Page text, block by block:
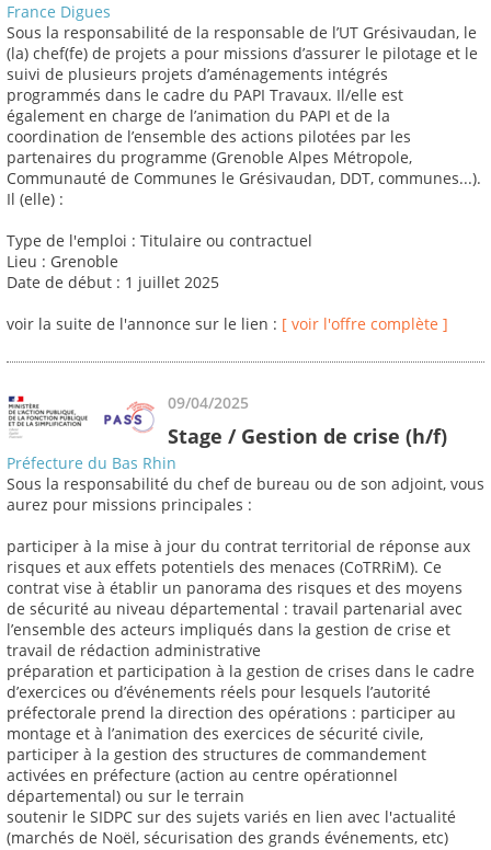
France Digues
Sous la responsabilité de la responsable de l’UT Grésivaudan, le
(la) chef(fe) de projets a pour missions d’assurer le pilotage et le
suivi de plusieurs projets d’aménagements intégrés
programmés dans le cadre du PAPI Travaux. Il/elle est
également en charge de l’animation du PAPI et de la
coordination de l’ensemble des actions pilotées par les
partenaires du programme (Grenoble Alpes Métropole,
Communauté de Communes le Grésivaudan, DDT, communes...).
Il (elle) :
Type de l'emploi : Titulaire ou contractuel
Lieu : Grenoble
Date de début : 1 juillet 2025
voir la suite de l'annonce sur le lien : [ voir l'offre complète ]
09/04/2025
Stage / Gestion de crise (h/f)
Préfecture du Bas Rhin
Sous la responsabilité du chef de bureau ou de son adjoint, vous
aurez pour missions principales :
participer à la mise à jour du contrat territorial de réponse aux
risques et aux effets potentiels des menaces (CoTRRiM). Ce
contrat vise à établir un panorama des risques et des moyens
de sécurité au niveau départemental : travail partenarial avec
l’ensemble des acteurs impliqués dans la gestion de crise et
travail de rédaction administrative
préparation et participation à la gestion de crises dans le cadre
d’exercices ou d’événements réels pour lesquels l’autorité
préfectorale prend la direction des opérations : participer au
montage et à l’animation des exercices de sécurité civile,
participer à la gestion des structures de commandement
activées en préfecture (action au centre opérationnel
départemental) ou sur le terrain
soutenir le SIDPC sur des sujets variés en lien avec l'actualité
(marchés de Noël, sécurisation des grands événements, etc)